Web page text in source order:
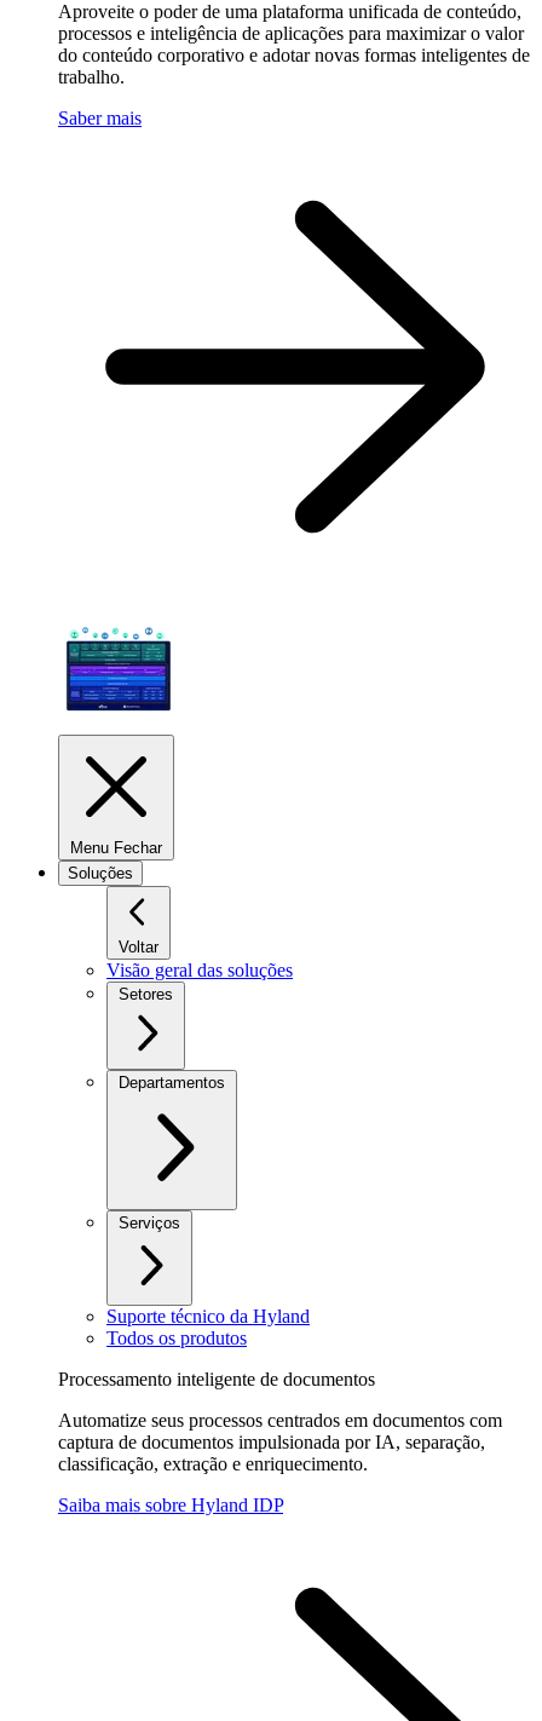
Aproveite o poder de uma plataforma unificada de conteúdo,
processos e inteligência de aplicações para maximizar o valor
do conteúdo corporativo e adotar novas formas inteligentes de
trabalho.
Saber mais
Menu Fechar
Soluções
Voltar
Visão geral das soluções
Setores
Departamentos
Serviços
Suporte técnico da Hyland
Todos os produtos
Processamento inteligente de documentos
Automatize seus processos centrados em documentos com
captura de documentos impulsionada por IA, separação,
classificação, extração e enriquecimento.
Saiba mais sobre Hyland IDP